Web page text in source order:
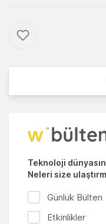
Teknoloji
Neleri size
Günlük Bülten
Etkinlikler